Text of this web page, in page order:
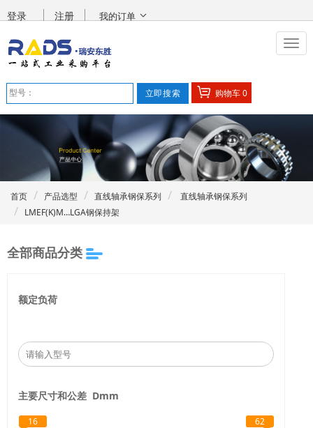
登录 注册 我的订单
购物车0
首页 产品选型 直线轴承钢保系列
直线轴承钢保系列
LMEF(K)M…LGA钢保持架
全部商品分类
额定负荷
主要尺寸和公差 Dmm
16 62